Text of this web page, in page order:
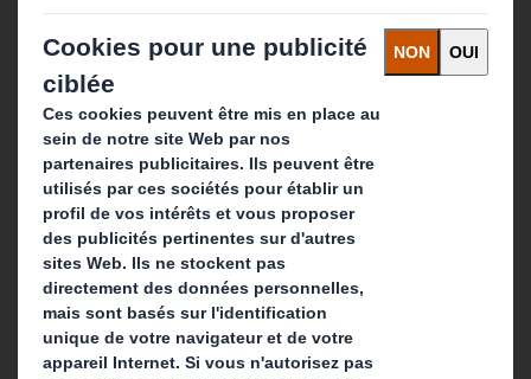
Qui sommes-nous ?
A propos
Investisseurs
Développement durable
Actualité
Carrière